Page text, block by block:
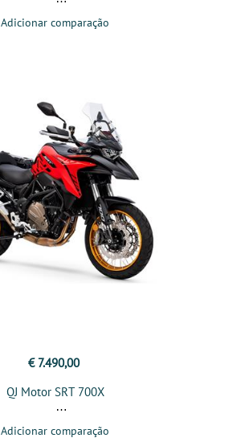
Adicionar comparação
€ 7.490,00
QJ Motor SRT 700X
Adicionar comparação